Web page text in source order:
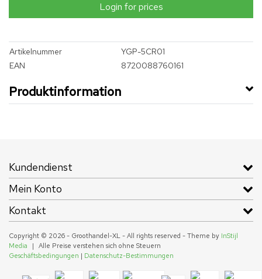
Login for prices
Artikelnummer
YGP-5CR01
EAN
8720088760161
Produktinformation
Kundendienst
Mein Konto
Kontakt
Copyright © 2026 - Groothandel-XL - All rights reserved - Theme by InStijl
Media
|
Alle Preise verstehen sich ohne Steuern
Geschäftsbedingungen | Datenschutz-Bestimmungen